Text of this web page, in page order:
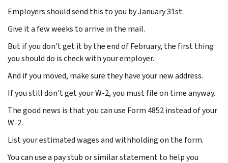
Employers should send this to you by January 31st.
Give it a few weeks to arrive in the mail.
But if you don't get it by the end of February, the first thing
you should do is check with your employer.
And if you moved, make sure they have your new address.
If you still don't get your W-2, you must file on time anyway.
The good news is that you can use Form 4852 instead of your
W-2.
List your estimated wages and withholding on the form.
You can use a pay stub or similar statement to help you